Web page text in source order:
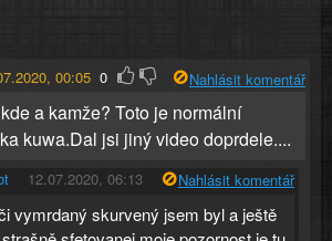
00:05 0 Nahlásit komentář
a kamže? Toto je normální
kuwa.Dal jsi jiný video doprdele....
12.07.2020, 06:13 Nahlásit komentář
vymrdaný skurvený jsem byl a ještě